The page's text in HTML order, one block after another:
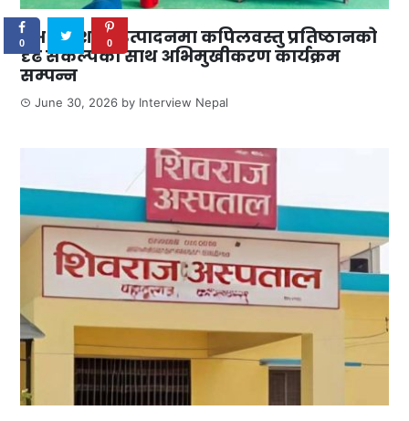
दक्ष जनशक्ति उत्पादनमा कपिलवस्तु प्रतिष्ठानको
दृढ संकल्पका साथ अभिमुखीकरण कार्यक्रम
सम्पन्न
June 30, 2026 by Interview Nepal
0 0